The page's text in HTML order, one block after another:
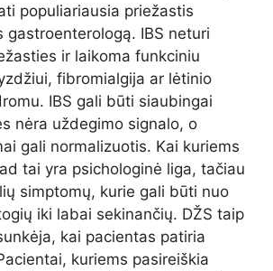
populiariausia priežastis
gastroenterologą. IBS neturi
ir laikoma funkciniu
fibromialgija ar lėtinio
IBS gali būti siaubingai
nėra uždegimo signalo, o
gali normalizuotis. Kai kuriems
tai yra psichologinė liga, tačiau
simptomų, kurie gali būti nuo
iki labai sekinančių. DŽS taip
kai pacientas patiria
kuriems pasireiškia